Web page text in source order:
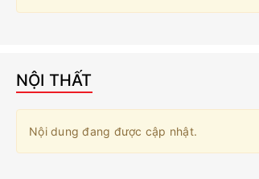
NỘI THẤT
Nội dung đang được cập nhật.